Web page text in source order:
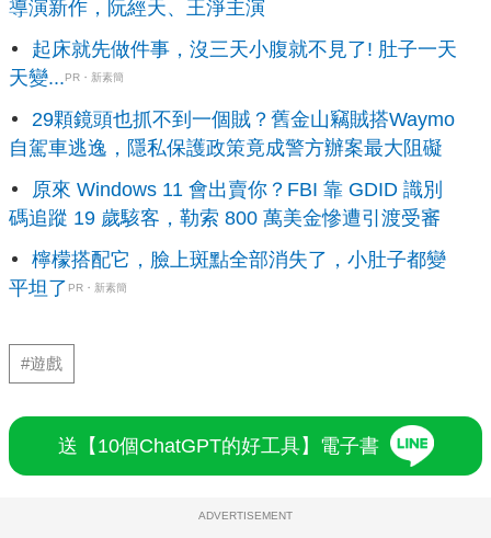
導演新作，阮經天、王淨主演
起床就先做件事，沒三天小腹就不見了! 肚子一天
天變...PR・新素簡
29顆鏡頭也抓不到一個賊？舊金山竊賊搭Waymo
自駕車逃逸，隱私保護政策竟成警方辦案最大阻礙
原來 Windows 11 會出賣你？FBI 靠 GDID 識別
碼追蹤 19 歲駭客，勒索 800 萬美金慘遭引渡受審
檸檬搭配它，臉上斑點全部消失了，小肚子都變
平坦了 PR・新素簡
#遊戲
送【10個ChatGPT的好工具】電子書
ADVERTISEMENT